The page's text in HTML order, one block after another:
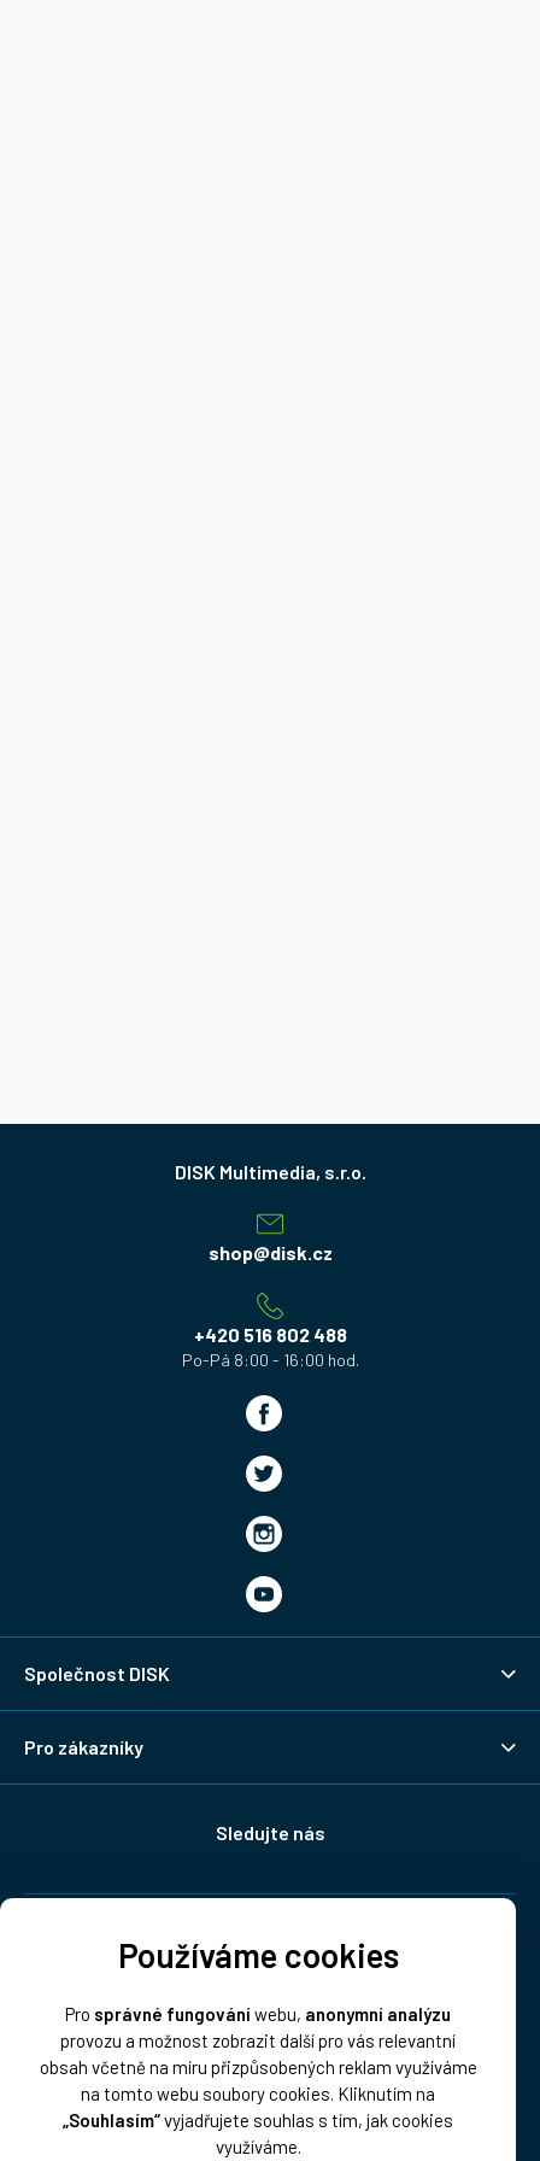
Používáme cookies
Pro správné fungováníwebu, anonymní analýzu
provozu a možnost zobrazit další pro vás relevantní
obsah včetně na míru přizpůsobených reklam využíváme
na tomto webu soubory cookies. Kliknutím na
„Souhlasím“vyjadřujete souhlas s tím, jak cookies
využíváme.
shop@disk.cz
+420 516 802 488
Společnost DISK
Pro zákazníky
Sledujte nás
Platba: